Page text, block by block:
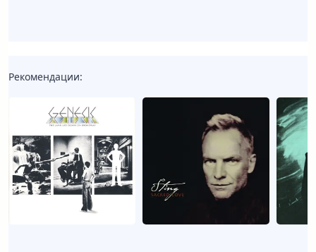
Рекомендации: